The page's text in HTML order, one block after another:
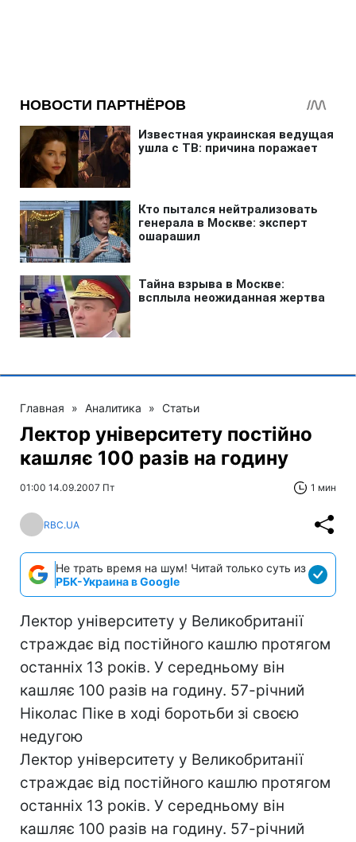
Главная » Аналитика » Статьи
Лектор університету постійно
кашляє 100 разів на годину
01:00 14.09.2007 Пт 1 мин
RBC.UA
Не трать время на шум! Читай только суть из
РБК-Украина в Google
Лектор університету у Великобританії
страждає від постійного кашлю протягом
останніх 13 років. У середньому він
кашляє 100 разів на годину. 57-річний
Ніколас Піке в ході боротьби зі своєю
недугою
Лектор університету у Великобританії
страждає від постійного кашлю протягом
останніх 13 років. У середньому він
кашляє 100 разів на годину. 57-річний